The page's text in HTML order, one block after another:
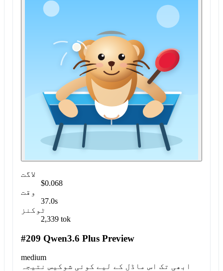
لاگت
$0.068
وقت
37.0s
ٹوکنز
2,339 tok
#209 Qwen3.6 Plus Preview
medium
ابھی تک اس ماڈل کے لیے کوئی شوکیس نتیجہ